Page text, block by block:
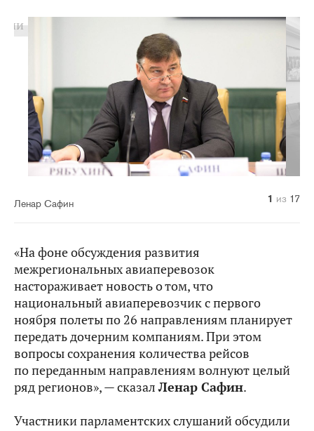
Ленар Сафин 1 из 17
2 из 17
3 из 17
4 из 17
5 из 17
6 из 17
7 из 17
8 из 17
9 из 17
10 из 17
11 из 17
12 из 17
13 из 17
14 из 17
15 из 17
16 из 17
17 из 17
«На фоне обсуждения развития
межрегиональных авиаперевозок
настораживает новость о том, что
национальный авиаперевозчик с первого
ноября полеты по 26 направлениям планирует
передать дочерним компаниям. При этом
вопросы сохранения количества рейсов
по переданным направлениям волнуют целый
ряд регионов», — сказал Ленар Сафин.
Участники парламентских слушаний обсудили